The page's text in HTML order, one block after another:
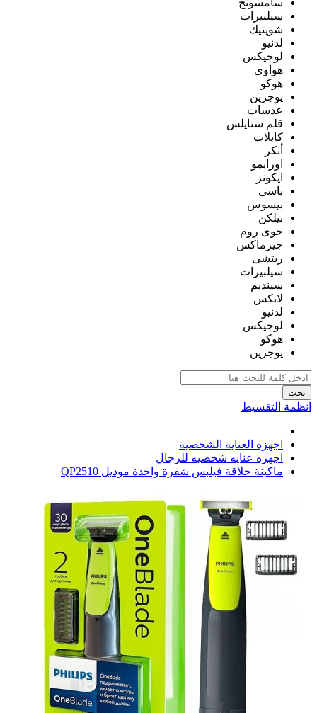
سامسونج
سيلبيرات
شويتيك
لدنيو
لوجيكس
هواوى
هوكو
يوجرين
عدسات
قلم ستايلس
كابلات
أنكر
اورايمو
ايكونز
باسى
بيسوس
بيلكن
جوى روم
جيرماكس
ريتشى
سيلبيرات
سينديم
لانكس
لدنيو
لوجيكس
هوكو
يوجرين
بحث
انظمة التقسيط
اجهزة العناية الشخصية
اجهزه عنايه شخصيه للرجال
ماكينة حلاقة فيلبس شفرة واحدة موديل QP2510